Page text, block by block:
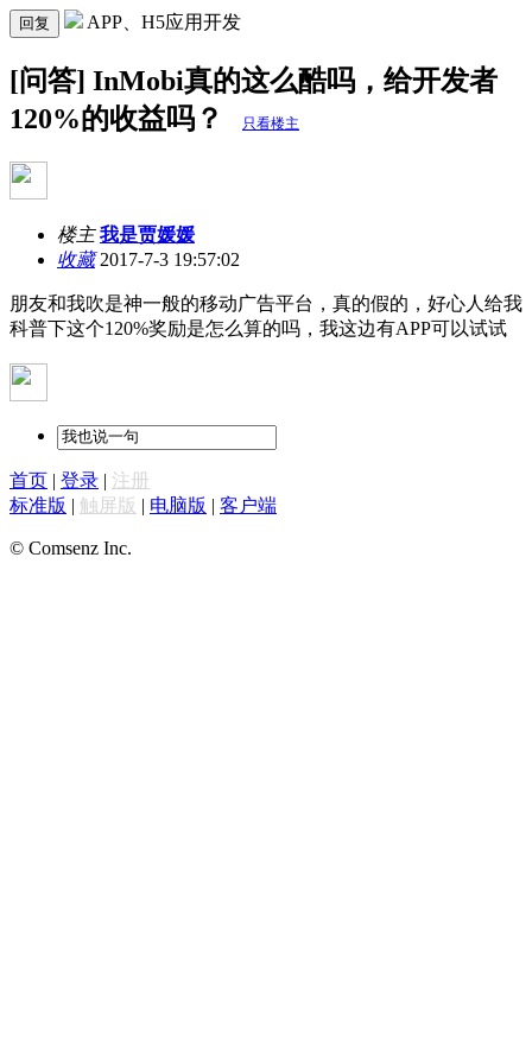
回复 APP、H5应用开发
[问答] InMobi真的这么酷吗，给开发者
120%的收益吗？
只看楼主
楼主 我是贾媛媛
收藏2017-7-3 19:57:02
朋友和我吹是神一般的移动广告平台，真的假的，好心人给我
科普下这个120%奖励是怎么算的吗，我这边有APP可以试试
首页 | 登录 | 注册
标准版 | 触屏版 | 电脑版 | 客户端
© Comsenz Inc.